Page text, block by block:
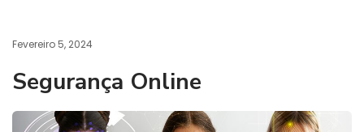
Fevereiro 5, 2024
Segurança Online